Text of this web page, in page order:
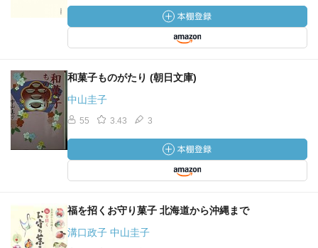
和菓子ものがたり (朝日文庫)
中山圭子
55 3.43 3
福を招くお守り菓子 北海道から沖縄まで
溝口政子 中山圭子